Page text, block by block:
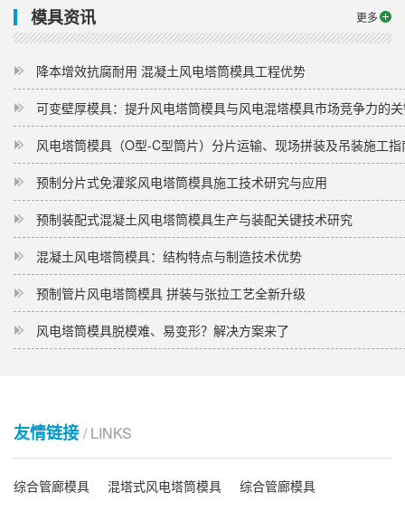
更多
模具资讯
降本增效抗腐耐用 混凝土风电塔筒模具工程优势
可变壁厚模具：提升风电塔筒模具与风电混塔模具市场竞争力的
风电塔筒模具（O型-C型筒片）分片运输、现场拼装及吊装施工指
预制分片式免灌浆风电塔筒模具施工技术研究与应用
预制装配式混凝土风电塔筒模具生产与装配关键技术研究
混凝土风电塔筒模具：结构特点与制造技术优势
预制管片风电塔筒模具 拼装与张拉工艺全新升级
风电塔筒模具脱模难、易变形？解决方案来了
友情链接 / LINKS
综合管廊模具 混塔式风电塔筒模具 综合管廊模具